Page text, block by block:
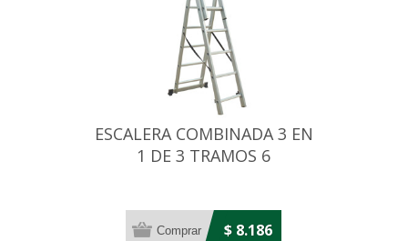
ESCALERA COMBINADA 3 EN
1 DE 3 TRAMOS 6
$ 8.186